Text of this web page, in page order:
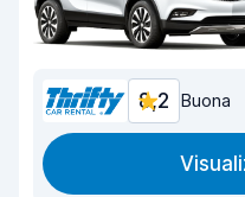
8,2 Buona